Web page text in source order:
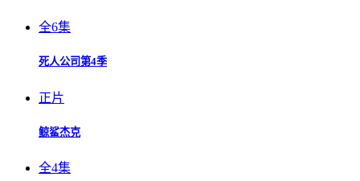
全6集
死人公司第4季
正片
鲸鲨杰克
全4集